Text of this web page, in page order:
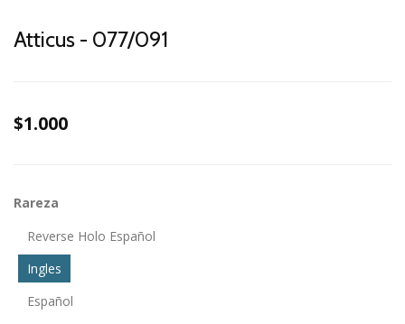
Atticus - 077/091
$1.000
Rareza
Reverse Holo Español
Ingles
Español